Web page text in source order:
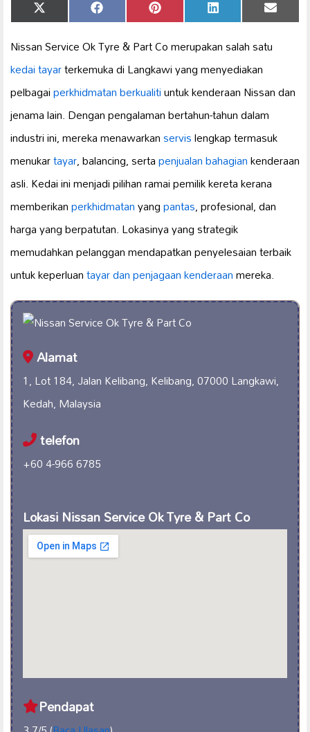
Share
on
X
(Twitter)
Share
on
Facebook Share
on
Pinterest Share
on
LinkedIn Share
on
Email
Nissan Service Ok Tyre & Part Co merupakan salah satu
kedai tayarterkemuka di Langkawi yang menyediakan
pelbagaiperkhidmatan berkualitiuntuk kenderaan Nissan dan
jenama lain. Dengan pengalaman bertahun-tahun dalam
industri ini, mereka menawarkanservislengkap termasuk
menukartayar, balancing, sertapenjualan bahagiankenderaan
asli. Kedai ini menjadi pilihan ramai pemilik kereta kerana
memberikanperkhidmatanyangpantas, profesional, dan
harga yang berpatutan. Lokasinya yang strategik
memudahkan pelanggan mendapatkan penyelesaian terbaik
untuk keperluantayar danpenjagaan kenderaanmereka.
Alamat
1, Lot 184, Jalan Kelibang, Kelibang, 07000 Langkawi,
Kedah, Malaysia
telefon
+60 4-966 6785
Lokasi Nissan Service Ok Tyre & Part Co
Pendapat